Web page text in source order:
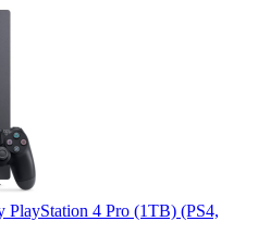
PlayStation 4 Pro (1TB) (PS4,